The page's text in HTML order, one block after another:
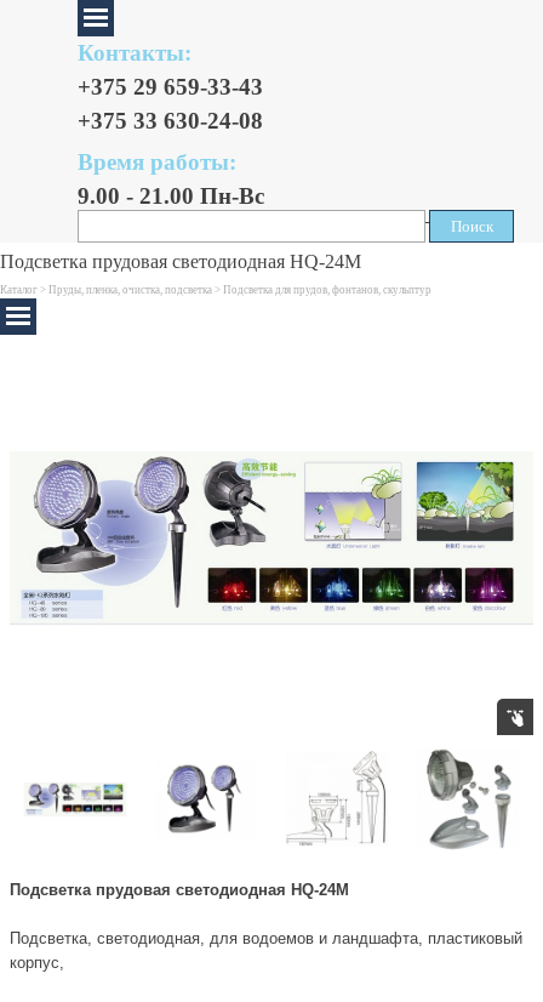
Контакты:
+375 29 659-33-43
+375 33 630-24-08
Время работы:
9.00 - 21.00 Пн-Вс
Поиск
Поиск
Подсветка прудовая светодиодная HQ-24M
Каталог > Пруды, пленка, очистка, подсветка > Подсветка для прудов, фонтанов, скульптур
Подсветка прудовая светодиодная HQ-24M
Подсветка, светодиодная, для водоемов и ландшафта, пластиковый
корпус,